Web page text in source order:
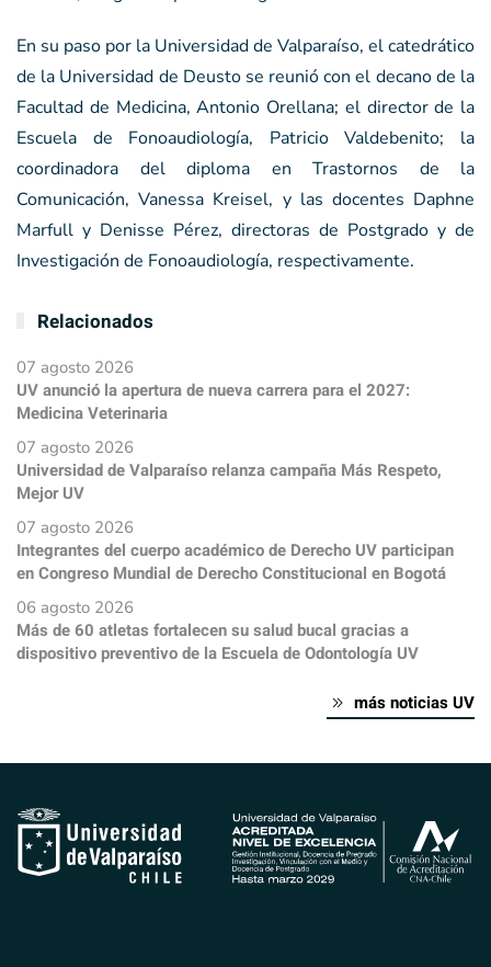
En su paso por la Universidad de Valparaíso, el catedrático
de la Universidad de Deusto se reunió con el decano de la
Facultad de Medicina, Antonio Orellana; el director de la
Escuela de Fonoaudiología, Patricio Valdebenito; la
coordinadora del diploma en Trastornos de la
Comunicación, Vanessa Kreisel, y las docentes Daphne
Marfull y Denisse Pérez, directoras de Postgrado y de
Investigación de Fonoaudiología, respectivamente.
Relacionados
07 agosto 2026
UV anunció la apertura de nueva carrera para el 2027:
Medicina Veterinaria
07 agosto 2026
Universidad de Valparaíso relanza campaña Más Respeto,
Mejor UV
07 agosto 2026
Integrantes del cuerpo académico de Derecho UV participan
en Congreso Mundial de Derecho Constitucional en Bogotá
06 agosto 2026
Más de 60 atletas fortalecen su salud bucal gracias a
dispositivo preventivo de la Escuela de Odontología UV
más noticias UV